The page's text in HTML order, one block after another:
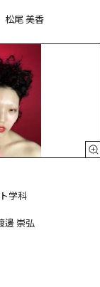
松尾 美香
学科
邊 崇弘